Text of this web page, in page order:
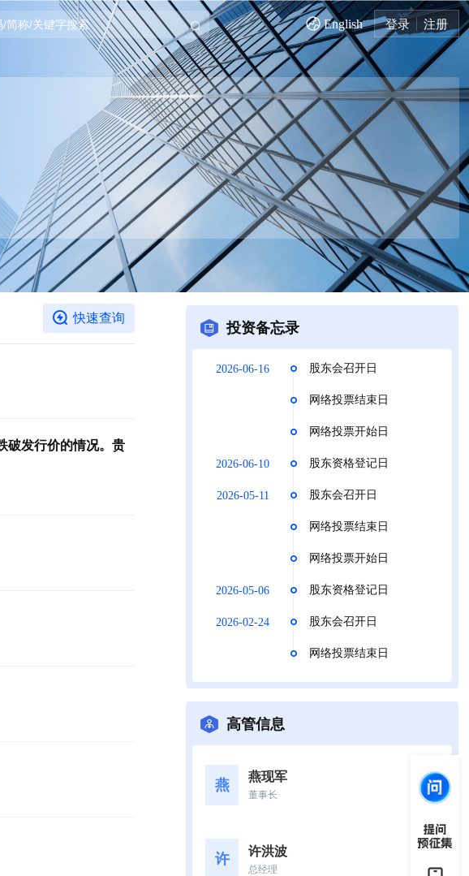
English 登录 注册
破发行价的情况。贵
快速查询
投资备忘录
2026-06-16 股东会召开日
网络投票结束日
网络投票开始日
2026-06-10 股东资格登记日
2026-05-11 股东会召开日
网络投票结束日
网络投票开始日
2026-05-06 股东资格登记日
2026-02-24 股东会召开日
网络投票结束日
高管信息
燕 燕现军
董事长
许 许洪波
总经理